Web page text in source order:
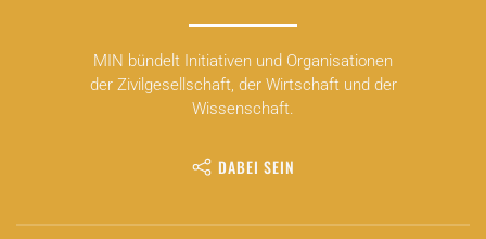
MIN bündelt Initiativen und Organisationen
der Zivilgesellschaft, der Wirtschaft und der
Wissenschaft.
DABEI SEIN